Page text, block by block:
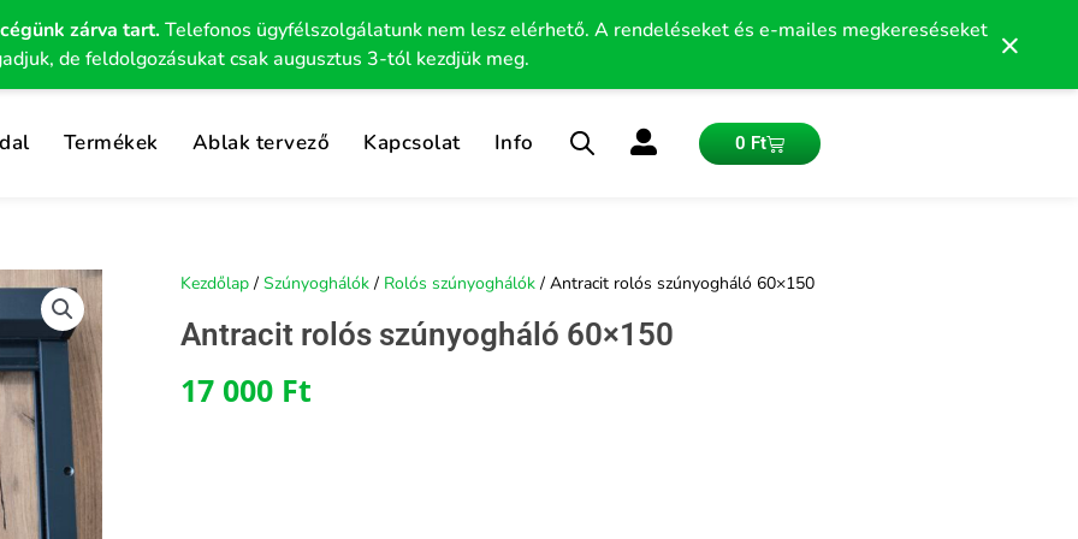
zárva tart.Telefonos ügyfélszolgálatunk nem lesz elérhető. A rendeléseket és e-mailes megkereséseket
de feldolgozásukat csak augusztus 3-tól kezdjük meg.
×
Termékek Ablak tervező Kapcsolat Info 0 FtKosár
Kezdőlap / Szúnyoghálók / Rolós szúnyoghálók / Antracit rolós szúnyogháló 60×150
Antracit rolós szúnyogháló 60×150
17 000 Ft